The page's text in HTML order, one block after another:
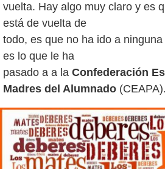
vuelta. Hay algo muy claro y es
está de vuelta de
todo, es que no ha ido a
es lo que le ha
pasado a a la Confederación
Madres del Alumnado